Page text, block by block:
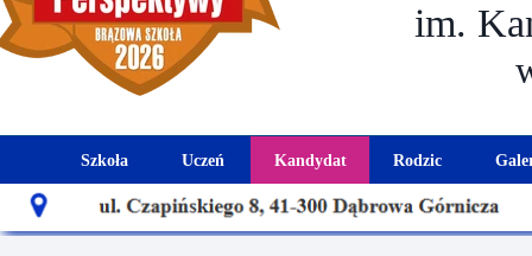
Rodzic
Harmonogram
Szkoła
Historia szkoły
Uczeń
Kalendarz roku szkolnego
Kandydat
Aktualności dla
im.